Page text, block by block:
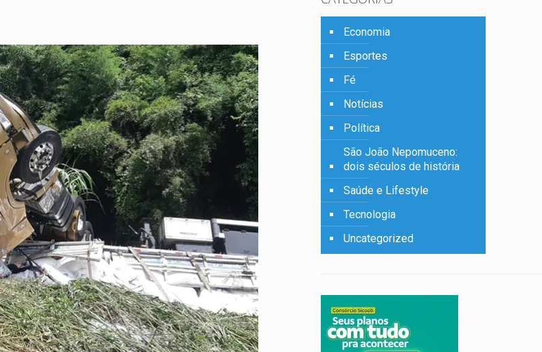
Economia
Esportes
Fé
Notícias
Política
São João Nepomuceno:
dois séculos de história
Saúde e Lifestyle
Tecnologia
Uncategorized